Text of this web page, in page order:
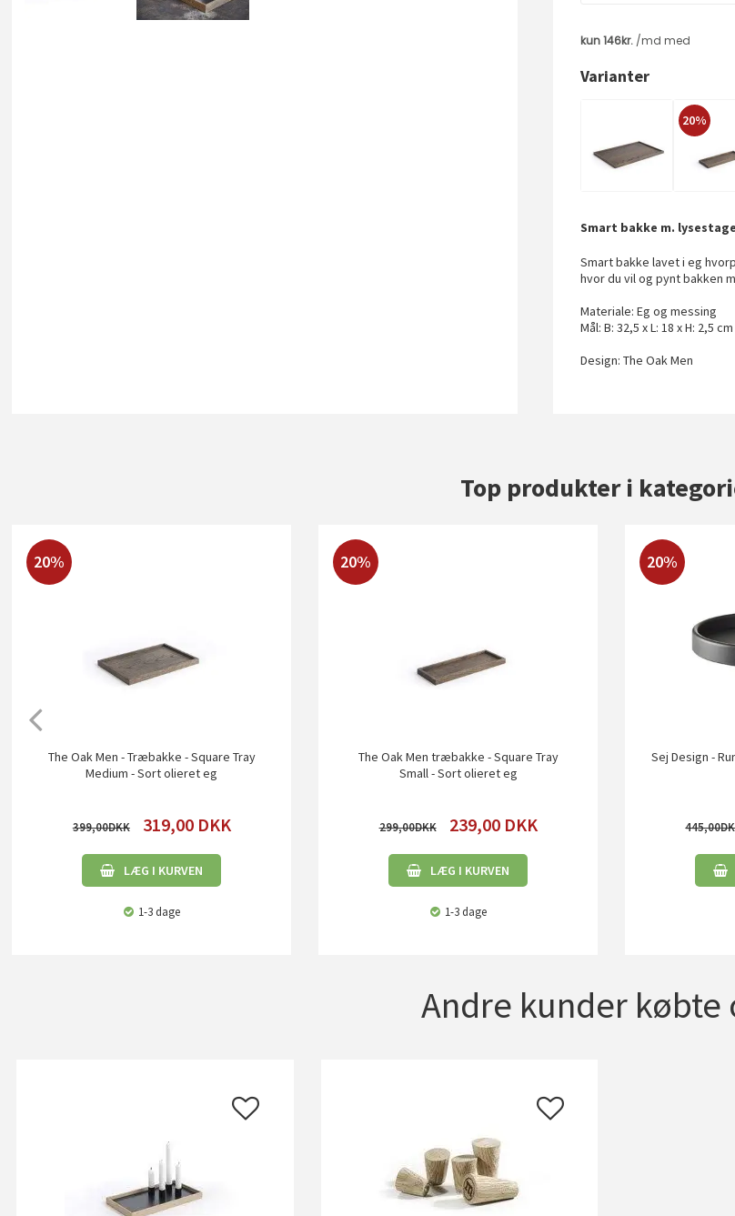
Varianter
20%
Smart bakke m.
Smart bakke lavet i eg
hvor du vil og pynt bakken
Materiale: Eg og messing
Mål: B: 32,5 x L: 18 x H: 2,5 cm
Design: The Oak Men
Top produkter i
20%
The Oak Men - Træbakke - Square Tray
Medium - Sort olieret eg
399,00 319,00 DKK
LÆG I KURVEN
1-3 dage
20%
The Oak Men træbakke - Square Tray
Small - Sort olieret eg
299,00 239,00 DKK
LÆG I KURVEN
1-3 dage
20%
Sej Design -
445,00
Andre kunder købte